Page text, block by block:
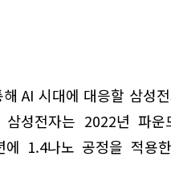
AI 시대에 대응할 삼성
성전자는 2022년 파
에 1.4나노 공정을 적용